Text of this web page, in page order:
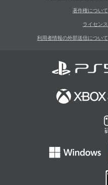
著作権について
ライセンス
利用者情報の外部送信について